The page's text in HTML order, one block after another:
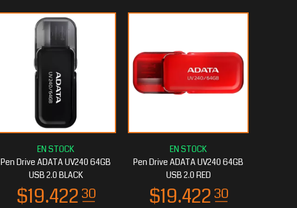
Pen Drive ADATA UV240 64GB
USB 2.0 BLACK
Pen Drive ADATA UV240 64GB
USB 2.0 RED